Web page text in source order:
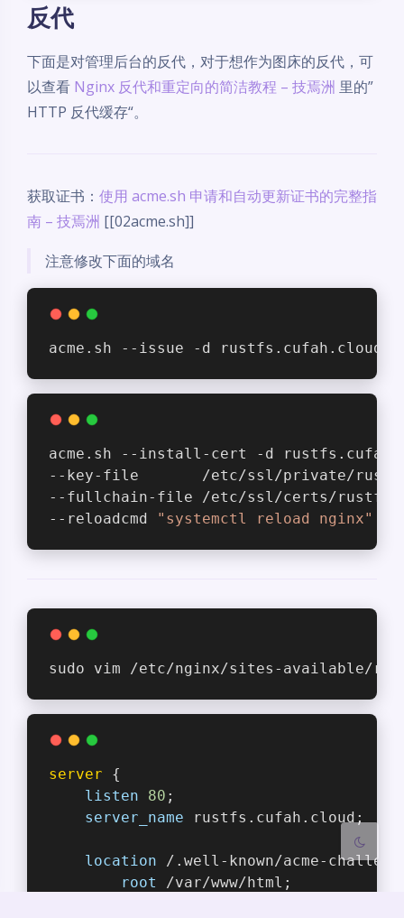
夜间模式
Sans Serif Serif
浅阴影 深阴影
反代
下面是对管理后台的反代，对于想作为图床的反代，可
以查看 Nginx 反代和重定向的简洁教程 – 技焉洲 里的”
HTTP 反代缓存“。
获取证书： 使用 acme.sh 申请和自动更新证书的完整指
南 – 技焉洲 [[02acme.sh]]
注意修改下面的域名
acme.sh --issue -d rustfs.cufah.cloud --
acme.sh --install-cert -d
--key-file       /etc/ssl/private/
--fullchain-file /etc/ssl/certs/
--reloadcmd
"systemctl reload nginx"
sudo vim /etc/nginx/sites-available/
server {
listen
80 ;
server_name rustfs.cufah.cloud;
location /.well-known/acme-
root
/var/www/html;